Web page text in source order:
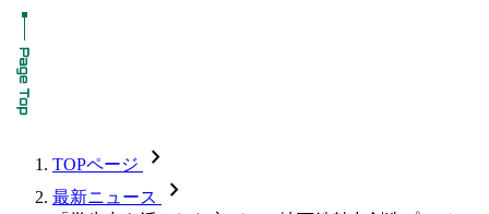
TOPページ chevron_forward
最新ニュース chevron_forward